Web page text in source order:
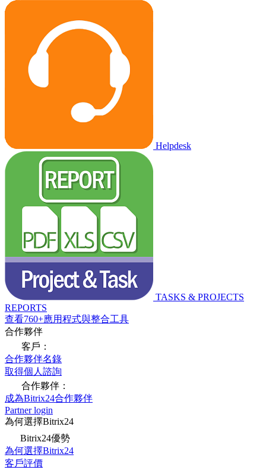
Helpdesk
TASKS & PROJECTS
REPORTS
查看760+應用程式與整合工具
合作夥伴
客戶：
合作夥伴名錄
取得個人諮詢
合作夥伴：
成為Bitrix24合作夥伴
Partner login
為何選擇Bitrix24
Bitrix24優勢
為何選擇Bitrix24
客戶評價